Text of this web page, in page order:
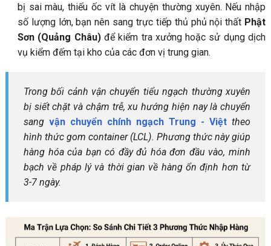
bị sai màu, thiếu ốc vít là chuyện thường xuyên. Nếu nhập
số lượng lớn, bạn nên sang trực tiếp thủ phủ nội thất Phật
Sơn (Quảng Châu)để kiểm tra xưởng hoặc sử dụng dịch
vụ kiểm đếm tại kho của các đơn vị trung gian.
Trong bối cảnh vận chuyển tiểu ngạch thường xuyên
bị siết chặt và chậm trễ, xu hướng hiện nay là chuyển
sang vận chuyển chính ngạch Trung - Việt theo
hình thức gom container (LCL). Phương thức này giúp
hàng hóa của bạn có đầy đủ hóa đơn đầu vào, minh
bạch về pháp lý và thời gian về hàng ổn định hơn từ
3-7 ngày.